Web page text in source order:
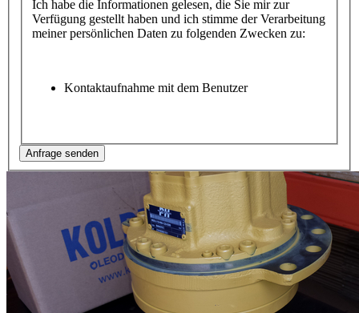
Ich habe die Informationen gelesen, die Sie mir zur
Verfügung gestellt haben und ich stimme der Verarbeitung
meiner persönlichen Daten zu folgenden Zwecken zu:
Kontaktaufnahme mit dem Benutzer